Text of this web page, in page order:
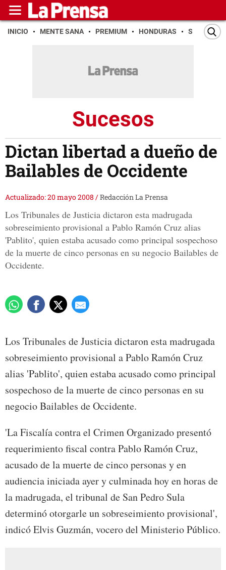
INICIO MENTE SANA PREMIUM HONDURAS SAN PEDRO
Sucesos
Dictan libertad a dueño de
Bailables de Occidente
Actualizado: 20 mayo 2008 /Redacción La Prensa
Los Tribunales de Justicia dictaron esta madrugada
sobreseimiento provisional a Pablo Ramón Cruz alias
'Pablito', quien estaba acusado como principal sospechoso
de la muerte de cinco personas en su negocio Bailables de
Occidente.
Los Tribunales de Justicia dictaron esta madrugada
sobreseimiento provisional a Pablo Ramón Cruz
alias 'Pablito', quien estaba acusado como principal
sospechoso de la muerte de cinco personas en su
negocio Bailables de Occidente.
'La Fiscalía contra el Crimen Organizado presentó
requerimiento fiscal contra Pablo Ramón Cruz,
acusado de la muerte de cinco personas y en
audiencia iniciada ayer y culminada hoy en horas de
la madrugada, el tribunal de San Pedro Sula
determinó otorgarle un sobreseimiento provisional',
indicó Elvis Guzmán, vocero del Ministerio Público.